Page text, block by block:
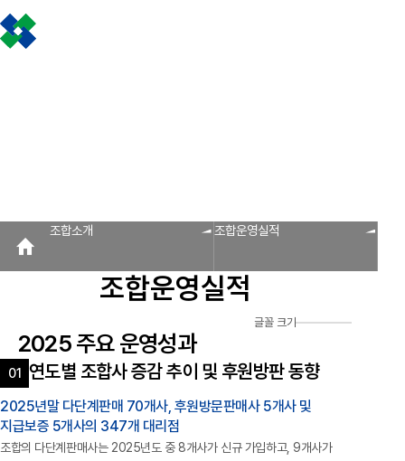
조합소개
인사말
판매원/소비자
알림마당
공지사항
홍보센터
홍보자료홍보영상연차보고서보도자료
조합소개 조합운영실적
조합운영실적
글꼴 크기
2025 주요 운영성과
연도별 조합사 증감 추이 및 후원방판 동향
2025년말 다단계판매 70개사, 후원방문판매사 5개사 및
지급보증 5개사의 347개 대리점
조합의 다단계판매사는 2025년도 중 8개사가 신규 가입하고, 9개사가